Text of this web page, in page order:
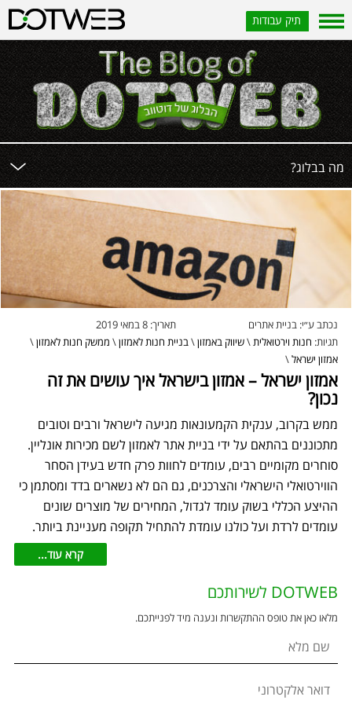
תיק עבודות
?מה בבלוג
נכתב ע״י: בניית אתרים תאריך:
תגיות: חנות וירטואלית\שיווק באמזון\בניית חנות לאמזון\ ממשק חנות לאמזון\
אמזון ישראל\
אמזון ישראל – אמזון בישראל איך עושים את זה
נכון?
ממש בקרוב, ענקית הקמעונאות מגיעה לישראל ורבים וטובים
מתכוננים בהתאם על ידי בניית אתר לאמזון לשם מכירות אונליין.
סוחרים מקומיים רבים, עומדים לחוות פרק חדש בעידן הסחר
הווירטואלי הישראלי והצרכנים, גם הם לא נשארים בדד ומסתמן כי
ההיצע הכללי בשוק עומד לגדול, המחירים של מוצרים שונים
עומדים לרדת ועל כולנו עומדת להתחיל תקופה מעניינת ביותר.
קרא עוד...
DOTWEB לשירותכם
מלאו כאן את טופס ההתקשרות ונענה מיד לפנייתכם.
שם מלא
דואר אלקטרוני